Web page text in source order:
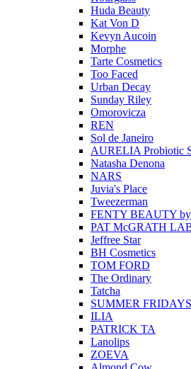
Huda Beauty
Kat Von D
Kevyn Aucoin
Morphe
Tarte Cosmetics
Too Faced
Urban Decay
Sunday Riley
Omorovicza
REN
Sol de Janeiro
AURELIA Probiotic
Natasha Denona
NARS
Juvia's Place
Tweezerman
FENTY BEAUTY by
PAT McGRATH
Jeffree Star
BH Cosmetics
TOM FORD
The Ordinary
Tatcha
SUMMER FRIDAYS
ILIA
PATRICK TA
Lanolips
ZOEVA